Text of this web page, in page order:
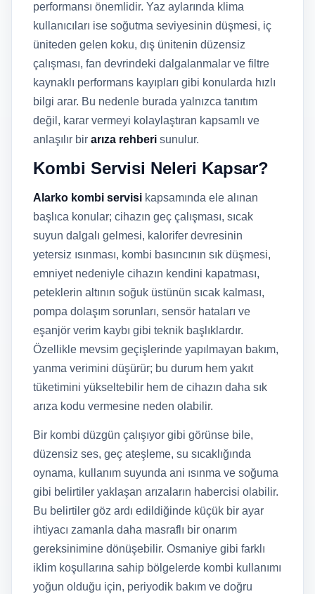
performansı önemlidir. Yaz aylarında klima
kullanıcıları ise soğutma seviyesinin düşmesi, iç
üniteden gelen koku, dış ünitenin düzensiz
çalışması, fan devrindeki dalgalanmalar ve filtre
kaynaklı performans kayıpları gibi konularda hızlı
bilgi arar. Bu nedenle burada yalnızca tanıtım
değil, karar vermeyi kolaylaştıran kapsamlı ve
anlaşılır bir arıza rehberi sunulur.
Kombi Servisi Neleri Kapsar?
Alarko kombi servisi kapsamında ele alınan
başlıca konular; cihazın geç çalışması, sıcak
suyun dalgalı gelmesi, kalorifer devresinin
yetersiz ısınması, kombi basıncının sık düşmesi,
emniyet nedeniyle cihazın kendini kapatması,
peteklerin altının soğuk üstünün sıcak kalması,
pompa dolaşım sorunları, sensör hataları ve
eşanjör verim kaybı gibi teknik başlıklardır.
Özellikle mevsim geçişlerinde yapılmayan bakım,
yanma verimini düşürür; bu durum hem yakıt
tüketimini yükseltebilir hem de cihazın daha sık
arıza kodu vermesine neden olabilir.
Bir kombi düzgün çalışıyor gibi görünse bile,
düzensiz ses, geç ateşleme, su sıcaklığında
oynama, kullanım suyunda ani ısınma ve soğuma
gibi belirtiler yaklaşan arızaların habercisi olabilir.
Bu belirtiler göz ardı edildiğinde küçük bir ayar
ihtiyacı zamanla daha masraflı bir onarım
gereksinimine dönüşebilir. Osmaniye gibi farklı
iklim koşullarına sahip bölgelerde kombi kullanımı
yoğun olduğu için, periyodik bakım ve doğru